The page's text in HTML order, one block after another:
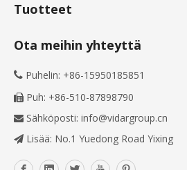
Tuotteet
Ota meihin yhteyttä
 Puhelin: +86-15950185851
 Puh: +86-510-87898790
 Sähköposti: info@vidargroup.cn
 Lisää: No.1 Yuedong Road Yixing